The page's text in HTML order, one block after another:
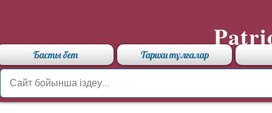
Басты бет Тарихи тұлғалар